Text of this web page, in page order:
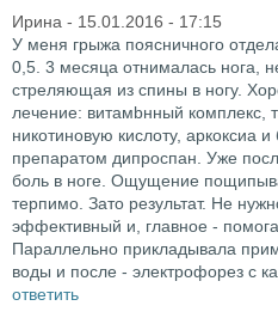
Ирина - 15.01.2016 - 17:15
У меня грыжа поясничного
0,5. 3 месяца отнималась нога,
стреляющая из спины в ногу.
лечение: витамbнный комплекс,
никотиновую кислоту, аркоксиа
препаратом дипроспан. Уже
боль в ноге. Ощущение
терпимо. Зато результат. Не
эффективный и, главное -
Параллельно прикладывала
воды и после - электрофорез с
ответить